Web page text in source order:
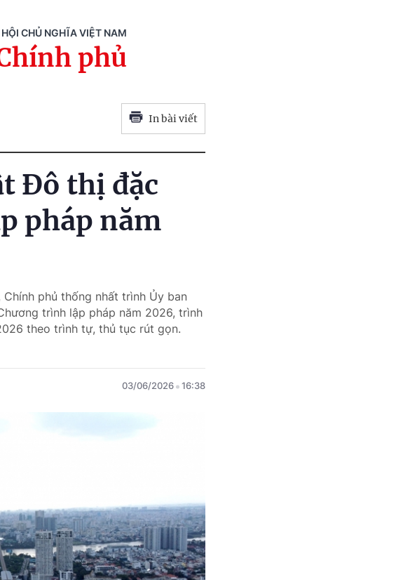
CHỦ NGHĨA VIỆT NAM
phủ
In bài viết
Đô thị đặc
pháp năm
phủ thống nhất trình Ủy ban
trình lập pháp năm 2026, trình
theo trình tự, thủ tục rút gọn.
03/06/2026 16:38